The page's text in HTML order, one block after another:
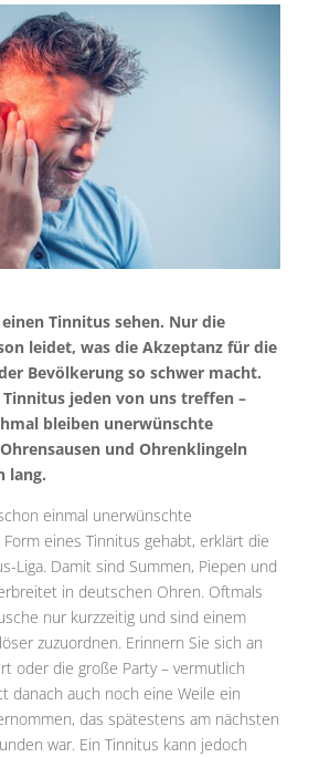
Tinnitus sehen. Nur die
leidet, was die Akzeptanz für die
Bevölkerung so schwer macht.
jeden von uns treffen –
bleiben unerwünschte
und Ohrenklingeln
lang.
einmal unerwünschte
eines Tinnitus gehabt, erklärt die
Liga. Damit sind Summen, Piepen und
in deutschen Ohren. Oftmals
nur kurzzeitig und sind einem
zuzuordnen. Erinnern Sie sich an
oder die große Party – vermutlich
danach auch noch eine Weile ein
das spätestens am nächsten
war. Ein Tinnitus kann jedoch